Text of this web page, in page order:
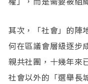
其次，「社會」的陣
何在區議會層級逐步
親共社團，十幾年來
社會以外的「選舉長